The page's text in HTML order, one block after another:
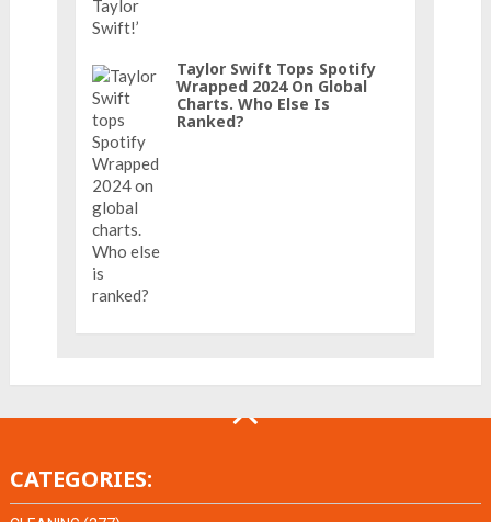
Taylor Swift Tops Spotify
Wrapped 2024 On Global
Charts. Who Else Is
Ranked?
CATEGORIES: